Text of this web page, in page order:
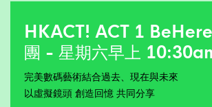
HKACT! ACT 1
團 - 星期六早上
完美數碼藝術結合過去、現在與未來
以虛擬鏡頭 創造回憶 共同分享